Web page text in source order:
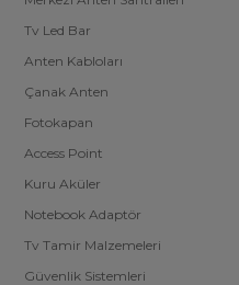
Tv Led Bar
Anten Kabloları
Çanak Anten
Fotokapan
Access Point
Kuru Aküler
Notebook Adaptör
Tv Tamir Malzemeleri
Güvenlik Sistemleri